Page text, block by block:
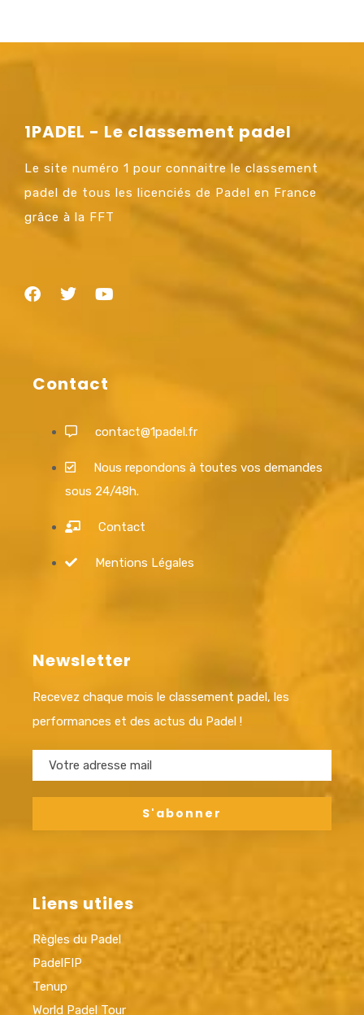
1PADEL - Le classement padel
Le site numéro 1 pour connaitre le classement
padel de tous les licenciés de Padel en France
grâce à la FFT
Contact
contact@1padel.fr
Nous repondons à toutes vos demandes
sous 24/48h.
Contact
Mentions Légales
Newsletter
Recevez chaque mois le classement padel, les
performances et des actus du Padel !
Liens utiles
Règles du Padel
PadelFIP
Tenup
World Padel Tour